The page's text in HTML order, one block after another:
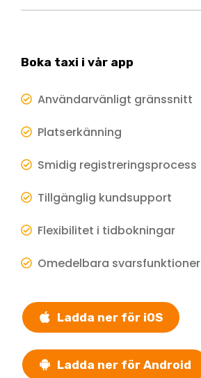
Boka taxi i vår app
Användarvänligt gränssnitt
Platserkänning
Smidig registreringsprocess
Tillgänglig kundsupport
Flexibilitet i tidbokningar
Omedelbara svarsfunktioner
Ladda ner för iOS
Ladda ner för Android